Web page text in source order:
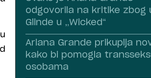
odgovorila na kritike zbog
Glinde u „Wicked“
Ariana Grande prikuplja
kako bi pomogla
osobama